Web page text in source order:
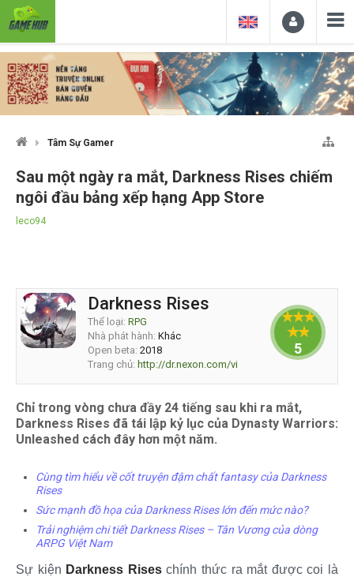
Tâm Sự Gamer
Sau một ngày ra mắt, Darkness Rises chiếm
ngôi đầu bảng xếp hạng App Store
leco94
Darkness Rises
Thể loại: RPG
Nhà phát hành: Khác
Open beta: 2018
Trang chủ: http://dr.nexon.com/vi
5
Chỉ trong vòng chưa đầy 24 tiếng sau khi ra mắt,
Darkness Rises đã tái lập kỷ lục của Dynasty Warriors:
Unleashed cách đây hơn một năm.
Cùng tìm hiểu về cốt truyện đậm chất fantasy của Darkness
Rises
Sức mạnh đồ họa của Darkness Rises lớn đến mức nào?
Trải nghiệm chi tiết Darkness Rises – Tân Vương của dòng
ARPG Việt Nam
Sự kiện Darkness Riseschính thức ra mắt được coi là